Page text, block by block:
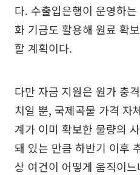
다. 수출입은행이 운영하
화 기금도 활용해 원료 확
할 계획이다.
다만 자금 지원은 원가 충
치일 뿐, 국제곡물 가격 자
계가 이미 확보한 물량의
돼 있는 만큼 하반기 이후
상 여건이 어떻게 움직이